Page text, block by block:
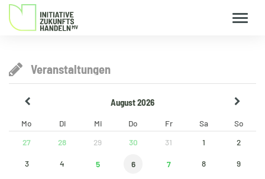
Veranstaltungen
August 2026
Mo Di Mi Do Fr Sa
So
27
28 29 30 31 1 2
3 4 5 6 7 8 9